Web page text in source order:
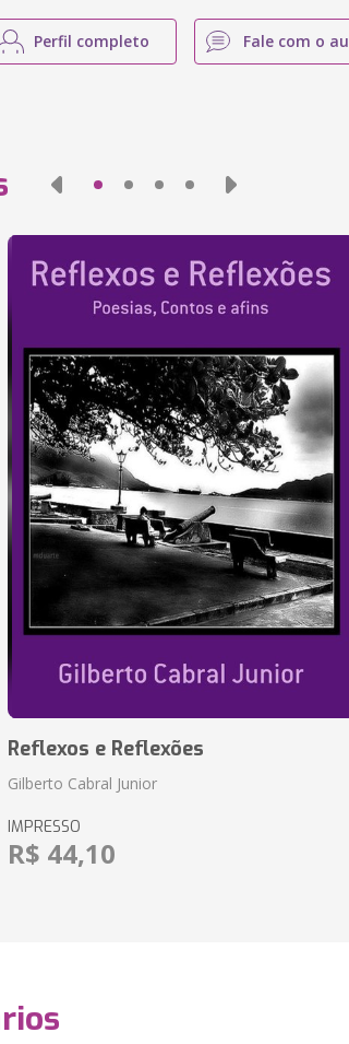
Perfil completo Fale com o
Reflexos e Reflexões
Gilberto Cabral Junior
IMPRESSO
R$ 44,10